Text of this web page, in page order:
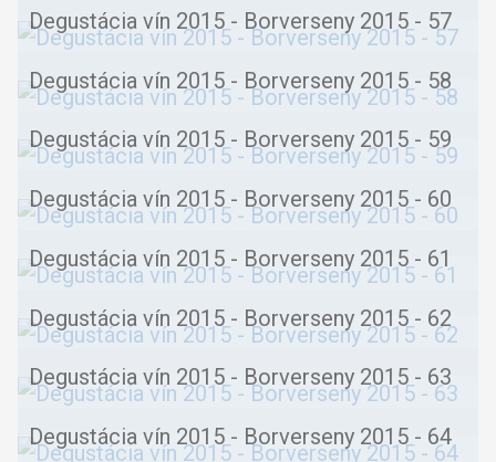
Degustácia vín 2015 - Borverseny 2015 - 57
Degustácia vín 2015 - Borverseny 2015 - 58
Degustácia vín 2015 - Borverseny 2015 - 59
Degustácia vín 2015 - Borverseny 2015 - 60
Degustácia vín 2015 - Borverseny 2015 - 61
Degustácia vín 2015 - Borverseny 2015 - 62
Degustácia vín 2015 - Borverseny 2015 - 63
Degustácia vín 2015 - Borverseny 2015 - 64